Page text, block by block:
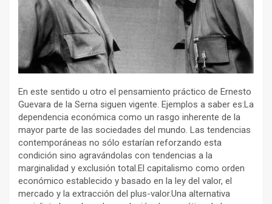
En este sentido u otro el pensamiento práctico de Ernesto
Guevara de la Serna siguen vigente. Ejemplos a saber es:La
dependencia económica como un rasgo inherente de la
mayor parte de las sociedades del mundo. Las tendencias
contemporáneas no sólo estarían reforzando esta
condición sino agravándolas con tendencias a la
marginalidad y exclusión total.El capitalismo como orden
económico establecido y basado en la ley del valor, el
mercado y la extracción del plus-valor.Una alternativa